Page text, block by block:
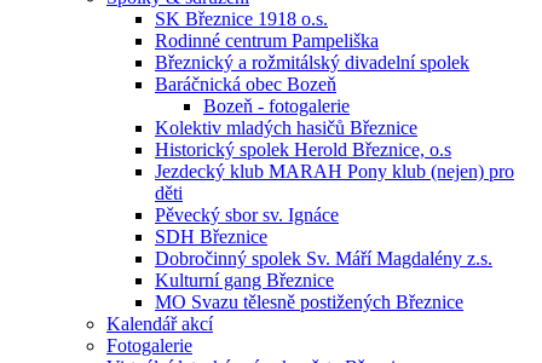
SK Březnice 1918 o.s.
Rodinné centrum Pampeliška
Březnický a rožmitálský divadelní spolek
Baráčnická obec Bozeň
Bozeň - fotogalerie
Kolektiv mladých hasičů Březnice
Historický spolek Herold Březnice, o.s
Jezdecký klub MARAH Pony klub (nejen) pro
děti
Pěvecký sbor sv. Ignáce
SDH Březnice
Dobročinný spolek Sv. Máří Magdalény z.s.
Kulturní gang Březnice
MO Svazu tělesně postižených Březnice
Kalendář akcí
Fotogalerie